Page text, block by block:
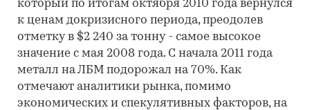
который по итогам октября 2010 года вернулся
к ценам докризисного периода, преодолев
отметку в $2 240 за тонну - самое высокое
значение с мая 2008 года. С начала 2011 года
металл на ЛБМ подорожал на 70%. Как
отмечают аналитики рынка, помимо
экономических и спекулятивных факторов, на